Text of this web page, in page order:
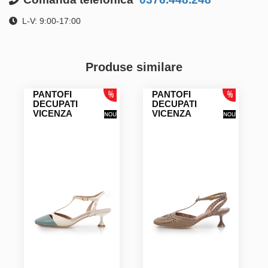
L-V: 9:00-17:00
Produse similare
PANTOFI
DECUPATI
VICENZA
PANTOFI
DECUPATI
VICENZA